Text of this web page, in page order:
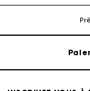
Livraison à